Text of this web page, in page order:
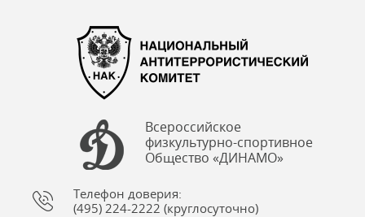
Всероссийское
физкультурно-спортивное
Общество «ДИНАМО»
Телефон доверия:
(495) 224-2222 (круглосуточно)